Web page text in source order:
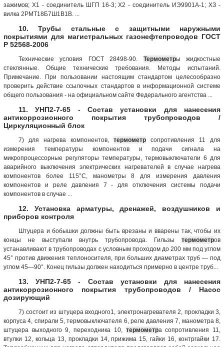
зажимов; X1 - соединитель ШГП 16-3; Х2 - соединитель ИЭ9901А-1; ХЗ -
вилка 2РМТ18Б7Ш1В1В. ...
10. Трубы стальные с защитными наружными
покрытиями для магистральных газонефтепроводов ГОСТ
Р 52568-2006
Технические условия ГОСТ 28498-90. Термометры жидкостные
стеклянные. Общие технические требования. Методы испытаний.
Примечание. При пользовании настоящим стандартом целесообразно
проверить действие ссылочных стандартов в информационной системе
общего пользования - на официальном сайте Федерального агентства ...
11. УНП2-7-65 - Состав установки для нанесения
антикоррозионного покрытия трубопроводов /
Циркуляционный блок
7) для нагрева компонентов, термометр сопротивления 11 для
измерения температуры компонентов и подачи сигнала на
микропроцессорные регуляторы температуры, термовыключатели 6 для
аварийного выключения электрических нагревателей в случае нагрева
компонентов более 115°С, манометры 8 для измерения давления
компонентов и реле давления 7 - для отключения системы подачи
компонентов в случае ...
12. Установка арматуры, дренажей, воздушников и
приборов контроля
Штуцера и бобышки должны быть врезаны и вварены так, чтобы их
концы не выступали внутрь трубопровода. Гильзы термометров
устанавливают в трубопроводах с условным проходом до 200 мм под углом
45° против движения теплоносителя, при больших диаметрах труб — под
углом 45—90°. Конец гильзы должен находиться примерно в центре труб...
13. УНП2-7-65 - Состав установки для нанесения
антикоррозионного покрытия трубопроводов / Насос
дозирующий
7) состоит из штуцера входного1, электронагревателя 2, прокладки 3,
корпуса 4, спирали 5, термовыключателя 6, реле давления 7, манометра 8,
штуцера выходного 9, переходника 10, термометра сопротивления 11,
втулки 12, кольца 13, прокладки 14, прижима 15, гайки 16, контргайки 17.